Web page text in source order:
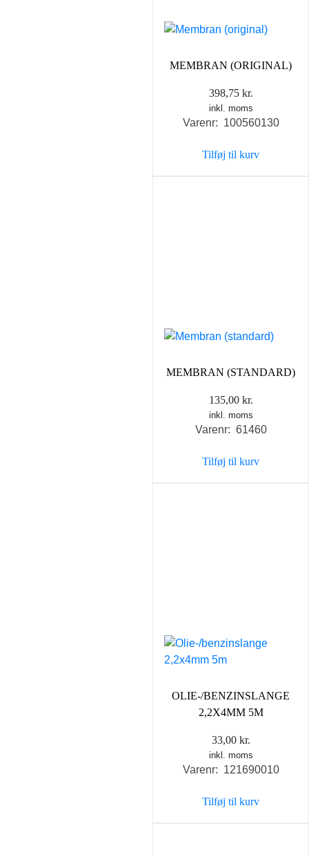
MEMBRAN (ORIGINAL)
398,75 kr.
inkl. moms
Varenr: 100560130
Tilføj til kurv
MEMBRAN (STANDARD)
135,00 kr.
inkl. moms
Varenr: 61460
Tilføj til kurv
OLIE-/BENZINSLANGE
2,2X4MM 5M
33,00 kr.
inkl. moms
Varenr: 121690010
Tilføj til kurv